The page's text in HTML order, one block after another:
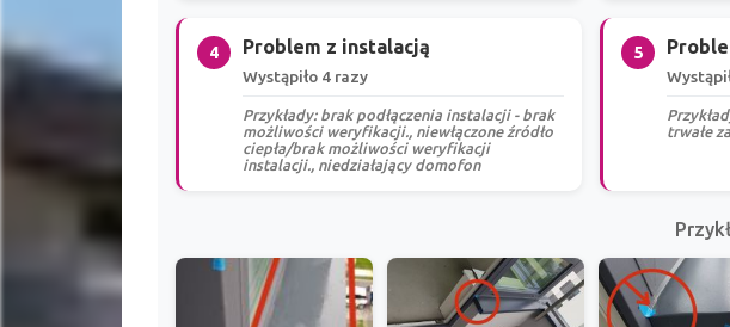
4 Problem z instalacją
Wystąpiło 4 razy
Przykłady: brak podłączenia instalacji - brak
możliwości weryfikacji., niewłączone źródło
ciepła/brak możliwości weryfikacji
instalacji., niedziałający domofon
5
trwałe